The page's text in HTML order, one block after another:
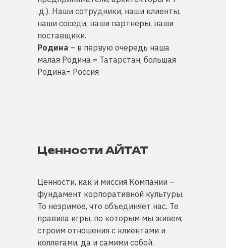
.д.). Наши сотрудники, наши клиенты,
наши соседи, наши партнеры, наши
поставщики.
Родина – в первую очередь наша
малая Родина = Татарстан, большая
Родина= Россия
Ценности АЙТАТ
Ценности, как и миссия Компании –
фундамент корпоративной культуры.
То незримое, что объединяет нас. Те
правила игры, по которым мы живем,
строим отношения с клиентами и
коллегами, да и самими собой.